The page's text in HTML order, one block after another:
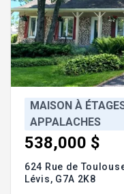
MAISON À
APPALACHES
538,000 $
624 Rue de
Lévis, G7A 2K8